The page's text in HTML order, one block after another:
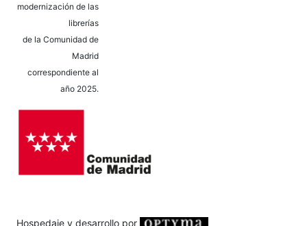
modernización de las
librerías
de la Comunidad de
Madrid
correspondiente al
año 2025.
Hospedaje y desarrollo por